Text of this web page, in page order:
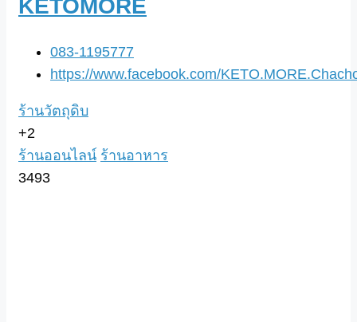
KETOMORE
083-1195777
https://www.facebook.com/
ร้านวัตถุดิบ
+2
ร้านออนไลน์ ร้านอาหาร
3493